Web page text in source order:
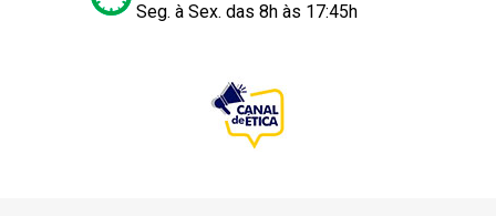
Seg. à Sex. das 8h às 17:45h